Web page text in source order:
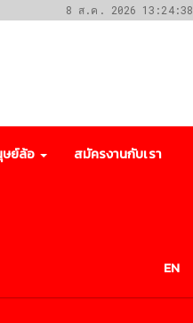
8 ส.ค. 2026 13:24:38
ย์ล้อ สมัครงานกับเรา
EN